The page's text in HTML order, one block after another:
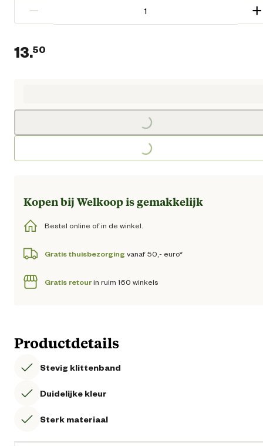
− +
13.50
Loading...
Loading...
Kopen bij Welkoop is gemakkelijk
Bestel online of in de winkel.
Gratis thuisbezorging vanaf 50,- euro*
Gratis retourin ruim 160 winkels
Productdetails
Stevig klittenband
Duidelijke kleur
Sterk materiaal